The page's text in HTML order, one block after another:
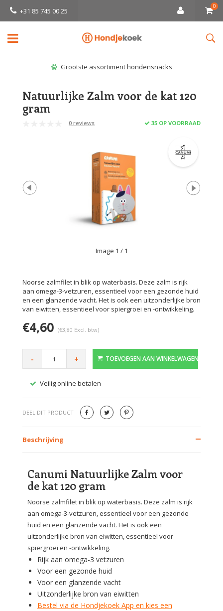
+31 85 745 00 25
0
Grootste assortiment hondensnacks
Natuurlijke Zalm voor de kat 120
gram
0 reviews 35 OP VOORRAAD
Image 1 / 1
Noorse zalmfilet in blik op waterbasis. Deze zalm is rijk
aan omega-3-vetzuren, essentieel voor een gezonde huid
en een glanzende vacht. Het is ook een uitzonderlijke bron
van eiwitten, essentieel voor spiergroei en -ontwikkeling.
€4,60 (€3,80 Excl. btw)
- + TOEVOEGEN AAN WINKELWAGEN
Veilig online betalen
DEEL DIT PRODUCT
Beschrijving
Canumi Natuurlijke Zalm voor
de kat 120 gram
Noorse zalmfilet in blik op waterbasis. Deze zalm is rijk
aan omega-3-vetzuren, essentieel voor een gezonde
huid en een glanzende vacht. Het is ook een
uitzonderlijke bron van eiwitten, essentieel voor
spiergroei en -ontwikkeling.
Rijk aan omega-3 vetzuren
Voor een gezonde huid
Voor een glanzende vacht
Uitzonderlijke bron van eiwitten
Bestel via de Hondjekoek App en kies een